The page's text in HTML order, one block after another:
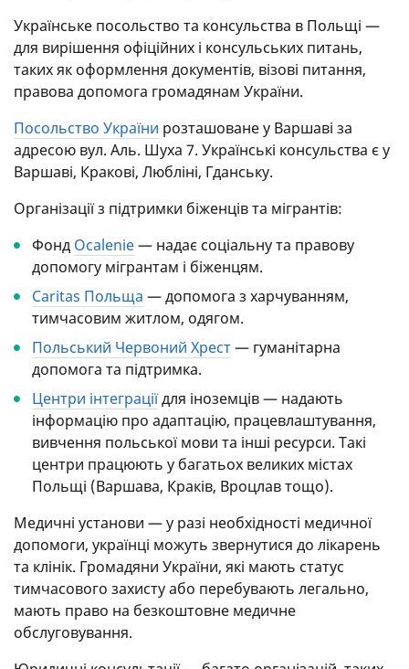
Українське посольство та консульства в Польщі —
для вирішення офіційних і консульських питань,
таких як оформлення документів, візові питання,
правова допомога громадянам України.
Посольство України розташоване у Варшаві за
адресою вул. Аль. Шуха 7. Українські консульства є у
Варшаві, Кракові, Любліні, Гданську.
Організації з підтримки біженців та мігрантів:
Фонд Ocalenie— надає соціальну та правову
допомогу мігрантам і біженцям.
Caritas Польща — допомога з харчуванням,
тимчасовим житлом, одягом.
Польський Червоний Хрест— гуманітарна
допомога та підтримка.
Центри інтеграціїдля іноземців — надають
інформацію про адаптацію, працевлаштування,
вивчення польської мови та інші ресурси. Такі
центри працюють у багатьох великих містах
Польщі (Варшава, Краків, Вроцлав тощо).
Медичні установи — у разі необхідності медичної
допомоги, українці можуть звернутися до лікарень
та клінік. Громадяни України, які мають статус
тимчасового захисту або перебувають легально,
мають право на безкоштовне медичне
обслуговування.